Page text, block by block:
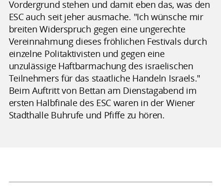
Vordergrund stehen und damit eben das, was den
ESC auch seit jeher ausmache. "Ich wünsche mir
breiten Widerspruch gegen eine ungerechte
Vereinnahmung dieses fröhlichen Festivals durch
einzelne Politaktivisten und gegen eine
unzulässige Haftbarmachung des israelischen
Teilnehmers für das staatliche Handeln Israels."
Beim Auftritt von Bettan am Dienstagabend im
ersten Halbfinale des ESC waren in der Wiener
Stadthalle Buhrufe und Pfiffe zu hören.